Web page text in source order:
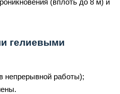
гелиевыми
непрерывной работы);